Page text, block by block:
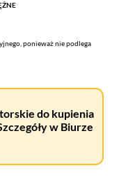
ponieważ nie podlega
do kupienia
w Biurze